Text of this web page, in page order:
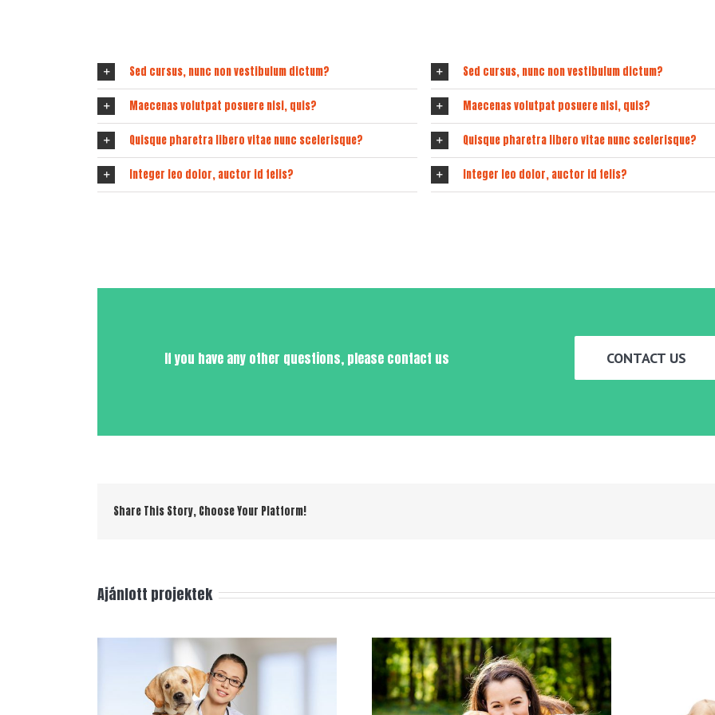
Sed cursus, nunc non vestibulum dictum?
Maecenas volutpat posuere nisi, quis?
Quisque pharetra libero vitae nunc scelerisque?
Integer leo dolor, auctor id felis?
Sed cursus, nunc non vestibulum dictum?
Maecenas volutpat posuere nisi, quis?
Quisque pharetra libero vitae nunc scelerisque?
Integer leo dolor, auctor id felis?
If you have any other questions, please contact us CONTACT US
Share This Story, Choose Your Platform!
Ajánlott projektek